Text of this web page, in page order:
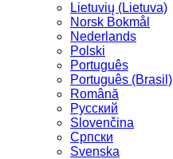
Lietuvių (Lietuva)
‪Norsk Bokmål‬
Nederlands
Polski
Português
Português (Brasil)
Română
Русский
Slovenčina
Српски
Svenska